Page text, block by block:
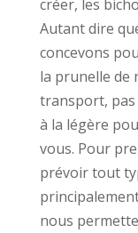
créer, les
Autant dire
concevons
la prunelle de
transport, pas
à la légère
vous. Pour
prévoir tout
nous